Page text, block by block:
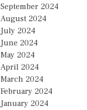
September 2024
August 2024
July 2024
June 2024
May 2024
April 2024
March 2024
February 2024
January 2024